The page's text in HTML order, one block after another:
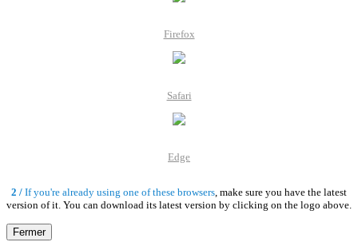
Firefox
Safari
Edge
2 / If you're already using one of these browsers , make sure you have the latest
version of it. You can download its latest version by clicking on the logo above.
Fermer